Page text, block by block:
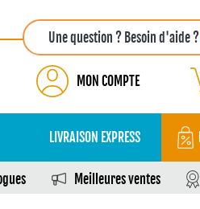
Une question ? Besoin d'aide ?
MON COMPTE
LIVRAISON EXPRESS
Meilleures ventes